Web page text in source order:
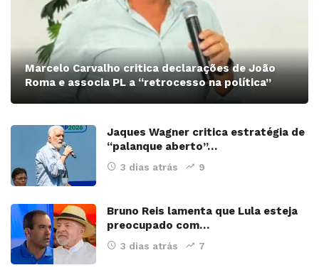
Marcelo Carvalho critica declarações de João
Roma e associa PL a “retrocesso na política”
Jaques Wagner critica estratégia de
“palanque aberto”…
3 dias atrás 9
Bruno Reis lamenta que Lula esteja
preocupado com…
3 dias atrás 7